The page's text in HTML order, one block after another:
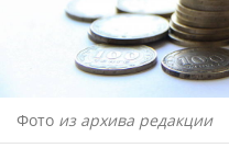
Фото из архива редакции